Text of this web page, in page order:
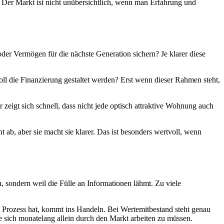
Markt ist nicht unübersichtlich, wenn man Erfahrung und
Vermögen für die nächste Generation sichern? Je klarer diese
Finanzierung gestaltet werden? Erst wenn dieser Rahmen steht,
sich schnell, dass nicht jede optisch attraktive Wohnung auch
aber sie macht sie klarer. Das ist besonders wertvoll, wenn
sondern weil die Fülle an Informationen lähmt. Zu viele
hat, kommt ins Handeln. Bei Wertemitbestand steht genau
monatelang allein durch den Markt arbeiten zu müssen.